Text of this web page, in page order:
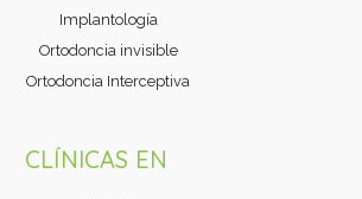
Implantología
Ortodoncia invisible
Ortodoncia Interceptiva
CLÍNICAS EN